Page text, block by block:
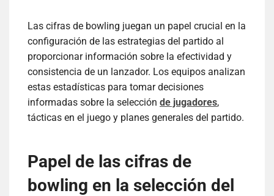
Las cifras de bowling juegan un papel crucial en la
configuración de las estrategias del partido al
proporcionar información sobre la efectividad y
consistencia de un lanzador. Los equipos analizan
estas estadísticas para tomar decisiones
informadas sobre la selección de jugadores,
tácticas en el juego y planes generales del partido.
Papel de las cifras de
bowling en la selección del